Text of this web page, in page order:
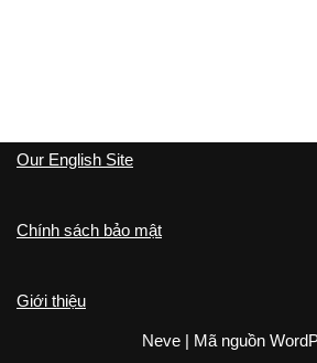
Our English Site
Chính sách bảo mật
Giới thiệu
Neve | Mã nguồn